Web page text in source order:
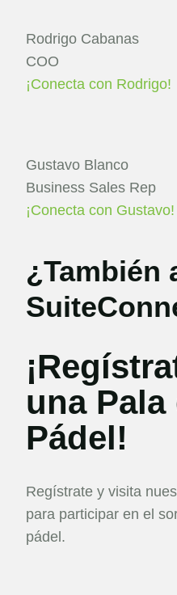
Rodrigo Cabanas
COO
¡Conecta con Rodrigo!
Gustavo Blanco
Business Sales Rep
¡Conecta con Gustavo!
¿También
una Pala
Pádel!
Regístrate y visita
para participar en el
pádel.